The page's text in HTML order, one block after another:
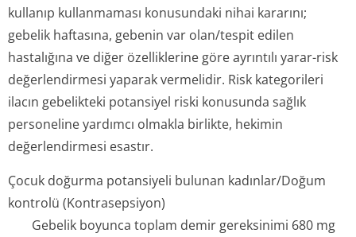
kullanıp kullanmaması konusundaki nihai kararını;
gebelik haftasına, gebenin var olan/tespit edilen
hastalığına ve diğer özelliklerine göre ayrıntılı yarar-risk
değerlendirmesi yaparak vermelidir. Risk kategorileri
ilacın gebelikteki potansiyel riski konusunda sağlık
personeline yardımcı olmakla birlikte, hekimin
değerlendirmesi esastır.
Çocuk doğurma potansiyeli bulunan kadınlar/Doğum
kontrolü (Kontrasepsiyon)
Gebelik boyunca toplam demir gereksinimi 680 mg